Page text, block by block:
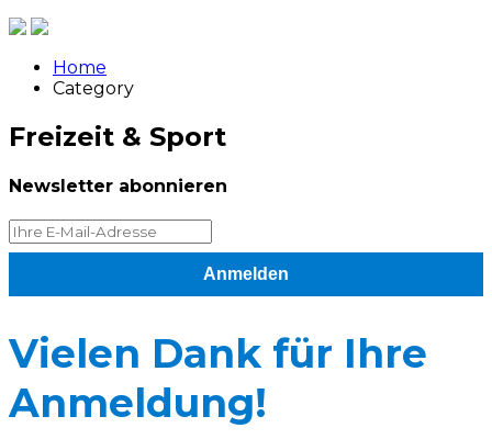
Home
Category
Freizeit & Sport
Newsletter abonnieren
Anmelden
Vielen Dank für Ihre
Anmeldung!